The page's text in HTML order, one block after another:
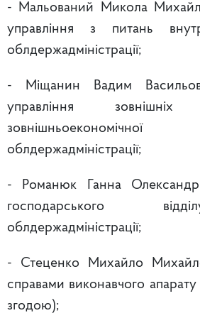
- Мальований Микола
управління з питань
облдержадміністрації;
- Міщанин Вадим
управління
облдержадміністрації;
- Романюк Ганна
господарського
облдержадміністрації;
- Стеценко Михайло
справами виконавчого
згодою);